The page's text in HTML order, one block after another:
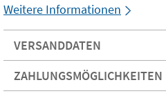
Weitere Informationen
VERSANDDATEN
ZAHLUNGSMÖGLICHKEITEN